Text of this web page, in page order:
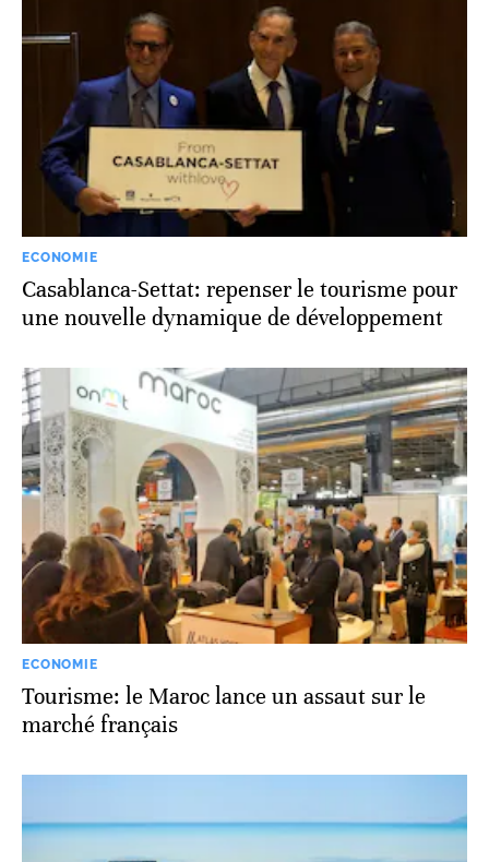
ECONOMIE
Casablanca-Settat: repenser le tourisme pour
une nouvelle dynamique de développement
ECONOMIE
Tourisme: le Maroc lance un assaut sur le
marché français